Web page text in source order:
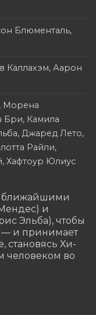
Блюменталь,
Каллахэм, Аарон
Морена
Бри, Камила
Джаред Лето,
Райли,
Хафтоур Юлиус
ближайшими
и
Эльба), чтобы
— и принимает
становясь Хи-
человеком во